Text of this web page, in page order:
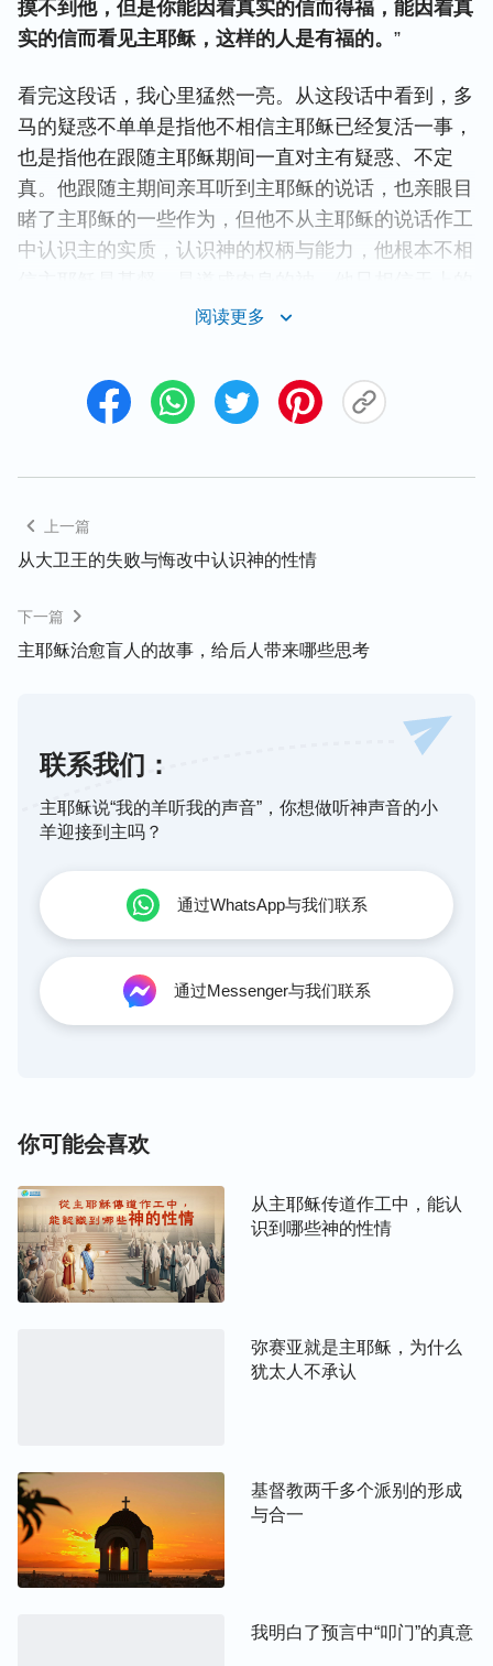
摸不到他，但是你能因着真实的信而得福，能因着真
实的信而看见主耶稣，这样的人是有福的。 ”
看完这段话，我心里猛然一亮。从这段话中看到，多
马的疑惑不单单是指他不相信主耶稣已经复活一事，
也是指他在跟随主耶稣期间一直对主有疑惑、不定
真。他跟随主期间亲耳听到主耶稣的说话，也亲眼目
睹了主耶稣的一些作为，但他不从主耶稣的说话作工
中认识主的实质，认识神的权柄与能力，他根本不相
神。多马对神的信是建立在亲眼看见、亲手摸到的基
已了如指掌，所以当主耶稣复活之后向多马显现时，
了我才信，那没有看见就信的有福了！
诉多马一类的人，神不称许多马这样的信，不承认这
撇弃、淘汰。
治她女儿的病。不管主耶稣对迦南妇人什么态度，对
她不理不睬也好，或把她当作狗也好，但迦南妇人对
主耶稣是神从没有丝毫的疑惑，她能从心里认定主耶
稣就是她的主、她的神，所以她没有任何怨言，而且
着她的信心，最终主耶稣救了她女儿，赐给了她
恩典
与祝福。
多马与迦南妇人对待主耶稣的信与态度是截然不同
的，主耶稣给这两种人也定了不同的结局：一个是没
么对待道成肉身的神，是像多马一样，只信天上渺茫
地上的基督？还是像迦南妇人一样，相信道成肉身的
神是基督，把基督当神待，对神有真实的信呢？这都
是值得我们深思的问题！
你是否知道“主耶稣死里复活”的意义
阅读更多
上一篇
从大卫王的失败与悔改中认识神的性情
下一篇
主耶稣治愈盲人的故事，给后人带来哪些思考
联系我们：
主耶稣说“我的羊听我的声音”，你想做听神声音的小
羊迎接到主吗？
通过WhatsApp与我们联系
通过Messenger与我们联系
你可能会喜欢
从主耶稣传道作工中，能认
识到哪些神的性情
弥赛亚就是主耶稣，为什么
犹太人不承认
基督教两千多个派别的形成
与合一
我明白了预言中“叩门”的真意